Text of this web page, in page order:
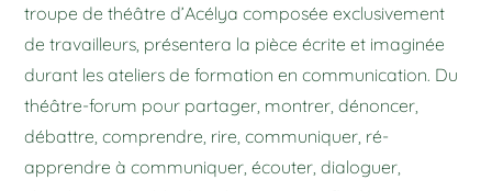
troupe de théâtre d’Acélya composée exclusivement
de travailleurs, présentera la pièce écrite et imaginée
durant les ateliers de formation en communication. Du
théâtre-forum pour partager, montrer, dénoncer,
débattre, comprendre, rire, communiquer, ré-
apprendre à communiquer, écouter, dialoguer,